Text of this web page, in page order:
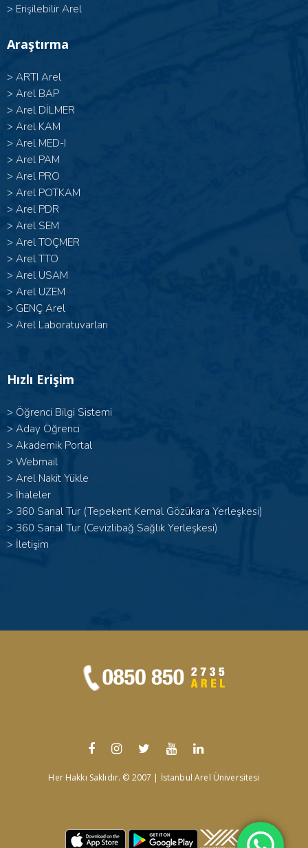
> Erişilebilir Arel
Araştırma
> ARTI Arel
> Arel BAP
> Arel DİLMER
> Arel KAM
> Arel MED-I
> Arel PAM
> Arel PRO
> Arel POTKAM
> Arel PDR
> Arel SEM
> Arel TOÇMER
> Arel TTO
> Arel USAM
> Arel UZEM
> GENÇ Arel
> Arel Laboratuvarları
Hızlı Erişim
> Öğrenci Bilgi Sistemi
> Aday Öğrenci
> Akademik Portal
> Webmail
> Arel Nakit Yükle
> İhaleler
> 360 Sanal Tur (Tepekent Kemal Gözükara Yerleşkesi)
> 360 Sanal Tur (Cevizlibağ Sağlık Yerleşkesi)
> İletişim
Her Hakkı Saklıdır. © 2007 | İstanbul Arel Üniversitesi